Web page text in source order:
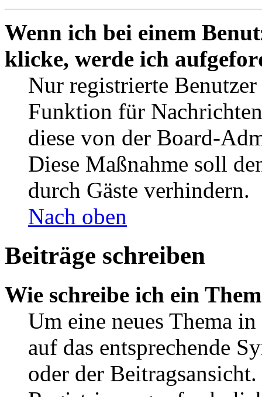
Wenn ich bei einem
klicke, werde ich
Nur registrierte
Funktion für
diese von der Board-
Diese Maßnahme soll
durch Gäste verhindern.
Nach oben
Beiträge schreiben
Wie schreibe ich ein
Um eine neues Thema
auf das entsprechende
oder der